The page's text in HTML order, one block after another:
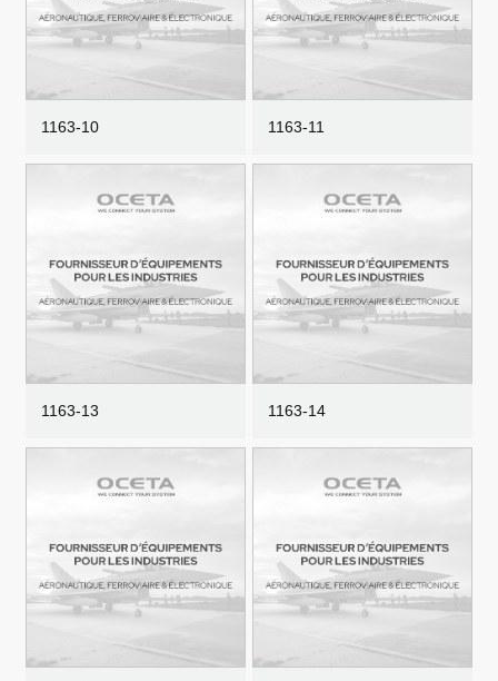
1163-10 1163-11
1163-13 1163-14